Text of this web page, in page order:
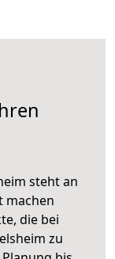
steht an
machen
die bei
zu